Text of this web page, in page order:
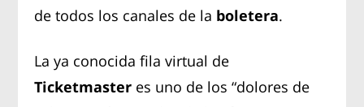
de todos los canales de la boletera.
La ya conocida fila virtual de
Ticketmaster es uno de los “dolores de